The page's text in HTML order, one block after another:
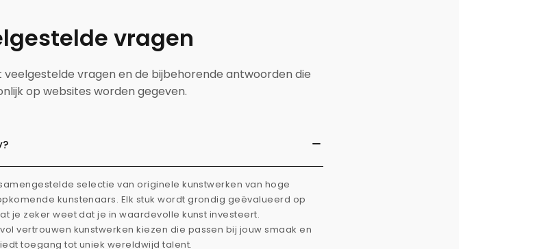
vragen
vragen en de bijbehorende antwoorden die
op websites worden gegeven.
selectie van originele kunstwerken van hoge
kunstenaars. Elk stuk wordt grondig geëvalueerd op
je zeker weet dat je in waardevolle kunst investeert.
vertrouwen kunstwerken kiezen die passen bij jouw smaak en
toegang tot uniek wereldwijd talent.